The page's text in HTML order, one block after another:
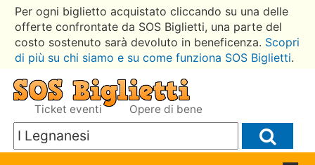
Per ogni biglietto acquistato cliccando su una delle
offerte confrontate da SOS Biglietti, una parte del
costo sostenuto sarà devoluto in beneficenza. Scopri
di più su chi siamo e su come funziona SOS Biglietti.
Ticket eventi Opere di bene